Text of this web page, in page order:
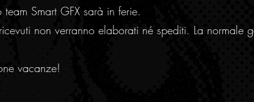
Smart GFX sarà in ferie.
non verranno elaborati né spediti. La normale
vacanze!